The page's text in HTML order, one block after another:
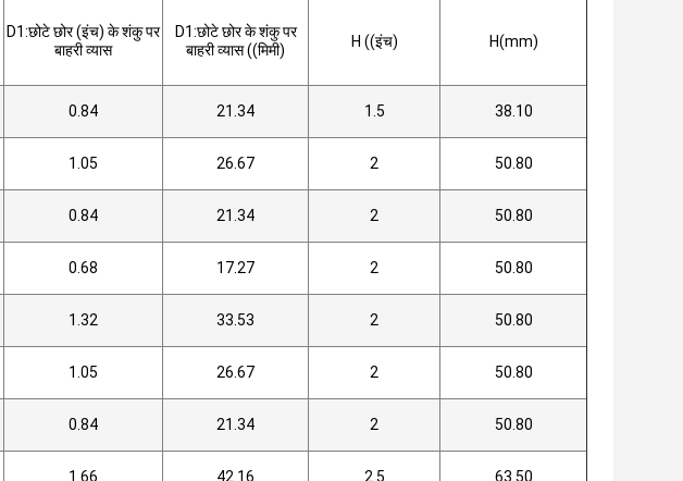
D1:छोटे छोर (इंच) के शंकु पर
बाहरी व्यास
D1:छोटे छोर के शंकु पर
बाहरी व्यास ((मिमी)
H ((इंच) H(mm)
0.84 21.34 1.5 38.10
1.05 26.67 2 50.80
0.84 21.34 2 50.80
0.68 17.27 2 50.80
1.32 33.53 2 50.80
1.05 26.67 2 50.80
0.84 21.34 2 50.80
1.66 42.16 2.5 63.50